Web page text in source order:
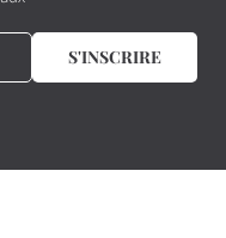
S'INSCRIRE